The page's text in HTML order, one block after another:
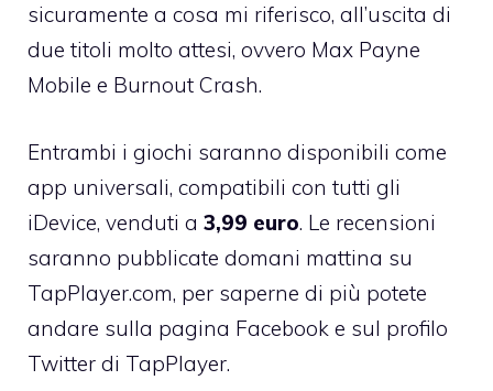
sicuramente a cosa mi riferisco, all’uscita di
due titoli molto attesi, ovvero Max Payne
Mobile e Burnout Crash.
Entrambi i giochi saranno disponibili come
app universali, compatibili con tutti gli
iDevice, venduti a 3,99 euro. Le recensioni
saranno pubblicate domani mattina su
TapPlayer.com, per saperne di più potete
andare sulla pagina Facebook e sul profilo
Twitter di TapPlayer.